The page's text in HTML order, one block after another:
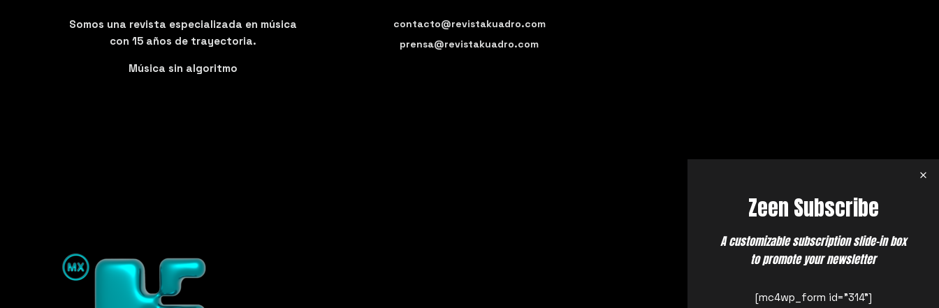
Somos una revista especializada en música
con 15 años de trayectoria.
Música sin algoritmo
contacto@revistakuadro.com
prensa@revistakuadro.com
Zeen Subscribe
A customizable subscription slide-in box
to promote your newsletter
[mc4wp_form id="314"]